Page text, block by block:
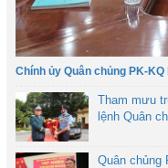
Chính ủy Quân chủng PK-
Tham mưu
lệnh Quân
Quân chủng